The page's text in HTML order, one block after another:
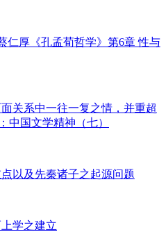
仁厚《孔孟荀哲学》第6章 性与
关系中一往一复之情，并重超
中国文学精神（七）
以及先秦诸子之起源问题
学之建立